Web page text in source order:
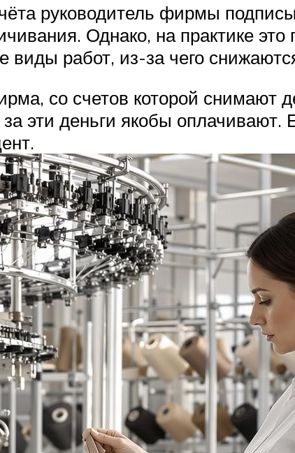
руководитель фирмы
Однако, на практике
работ, из-за чего
со счетов которой
эти деньги якобы оплачивают.